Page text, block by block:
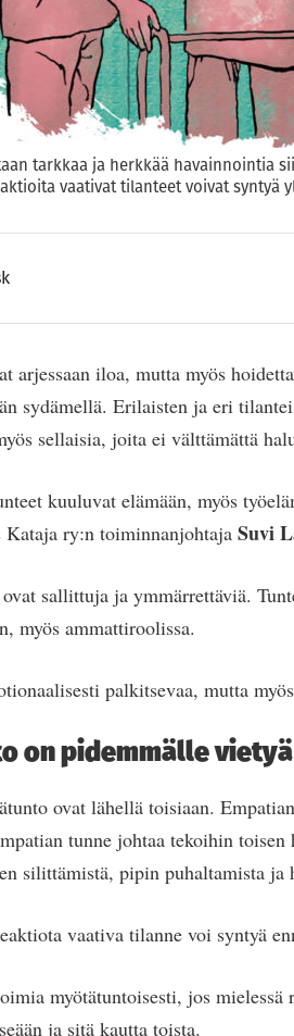
tarkkaa ja herkkää havainnointia
vaativat tilanteet voivat syntyä
arjessaan iloa, mutta myös
sydämellä. Erilaisten ja eri
sellaisia, joita ei välttämättä
kuuluvat elämään, myös
Kataja ry:n toiminnanjohtaja Suvi
sallittuja ja ymmärrettäviä.
myös ammattiroolissa.
palkitsevaa, mutta
on pidemmälle
ovat lähellä toisiaan.
tunne johtaa tekoihin
silittämistä, pipin puhaltamista ja
vaativa tilanne voi syntyä
myötätuntoisesti, jos
ja sitä kautta toista.